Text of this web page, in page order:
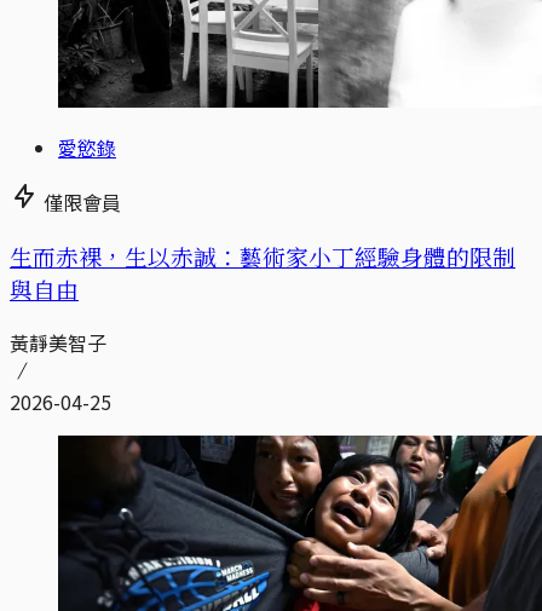
愛慾錄
僅限會員
生而赤裸，生以赤誠：藝術家小丁經驗身體的限制
與自由
黃靜美智子
2026-04-25